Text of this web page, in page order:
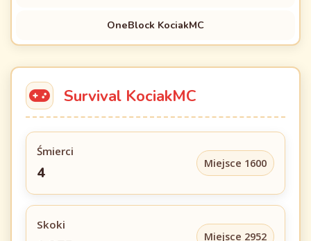
OneBlock KociakMC
Survival KociakMC
Śmierci
4
Miejsce 1600
Skoki
Miejsce 2952